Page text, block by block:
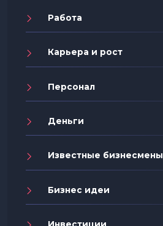
Работа
Карьера и рост
Персонал
Деньги
Известные бизнесмены
Бизнес идеи